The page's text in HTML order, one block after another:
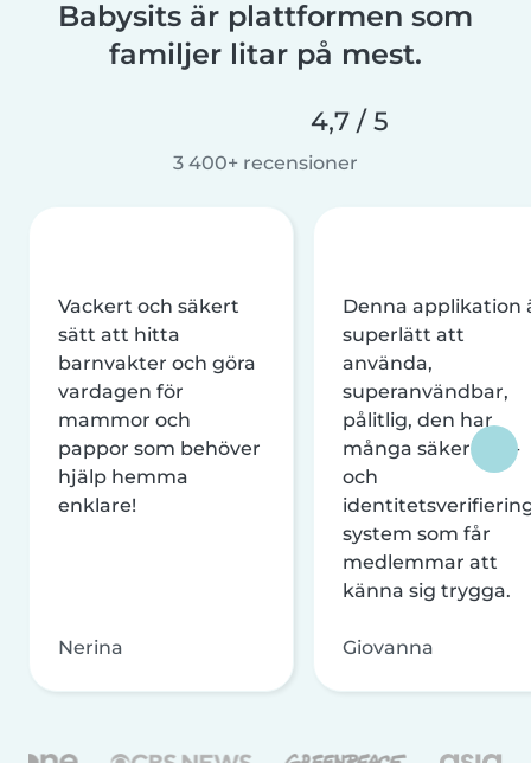
Babysits är plattformen som
familjer litar på mest.
4,7 / 5
3 400+ recensioner
Vackert och säkert
sätt att hitta
barnvakter och göra
vardagen för
mammor och
pappor som behöver
hjälp hemma
enklare!
Nerina
Denna applikation
superlätt att
använda,
superanvändbar,
pålitlig, den har
många säkerhets-
och
system som får
medlemmar att
känna sig trygga.
Giovanna